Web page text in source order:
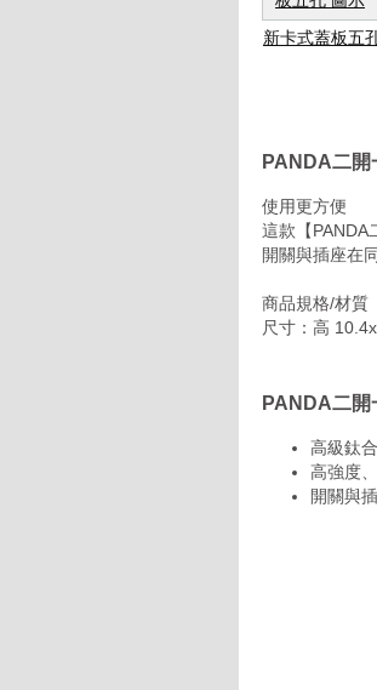
新卡式蓋板五
PANDA二開
使用更方便
這款【PANDA
開關與插座在
商品規格/材質
尺寸：高
PANDA二開
高級鈦
高強度
開關與